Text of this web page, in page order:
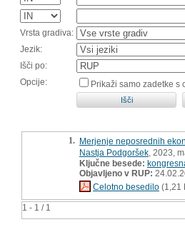
Vrsta gradiva:
Jezik:
Išči po:
Opcije:
Prikaži samo zadetke s
1 - 1 / 1
1. Merjenje neposrednih
Nastja Podgoršek , 2023,
Ključne besede:
Objavljeno v RUP:
Celotno besedilo (1,21